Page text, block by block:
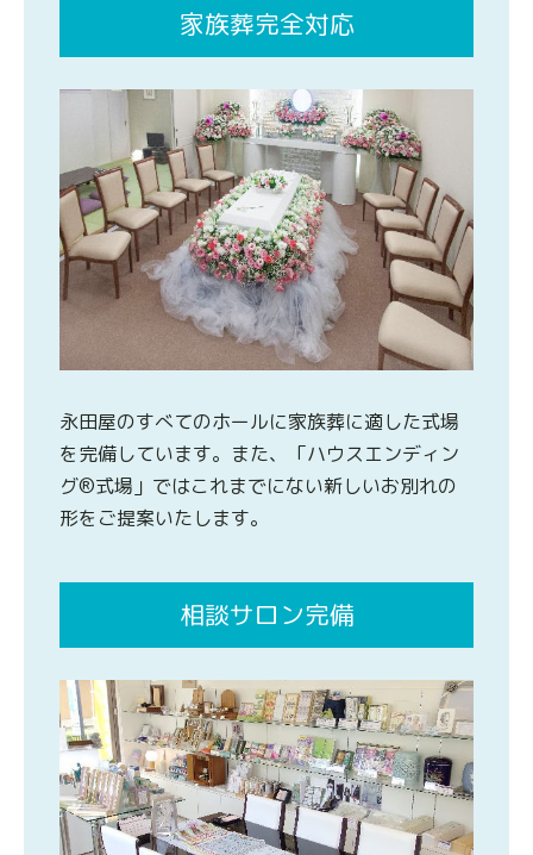
家族葬完全対応
永田屋のすべてのホールに家族葬に適した式場
を完備しています。また、「ハウスエンディン
グ®式場」ではこれまでにない新しいお別れの
形をご提案いたします。
相談サロン完備